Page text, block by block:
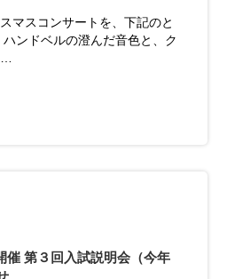
マスコンサートを、下記のと
ンドベルの澄んだ音色と、ク
催 第３回入試説明会（今年